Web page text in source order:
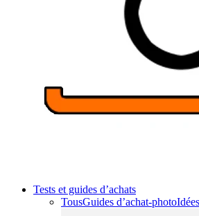
Tests et guides d’achats
TousGuides d’achat-photo